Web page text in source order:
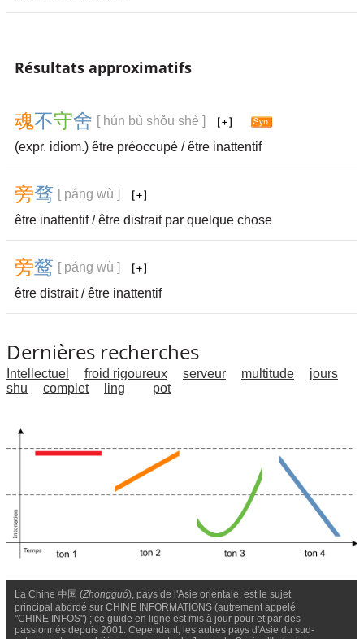
Résultats approximatifs
魂不守舍 [ hún bù shǒu shè ]
(expr. idiom.) être préoccupé / être inattentif
旁骛 [ páng wù ]
être inattentif / être distrait par quelque chose
旁鹜 [ páng wù ]
être distrait / être inattentif
Dernières recherches
Intellectuel froid rigoureux serveur multitude
jours
shu
complet ling pot
La Chine 中国 (Zhongguó), pays de l'Asie orientale, est le sujet
principal abordé sur CHINE INFORMATIONS (autrement appelé
"CHINE INFOS") ; ce guide en ligne est mis à jour pour et par des
passionnés depuis 2001. Cependant, les autres pays d'Asie du sud-